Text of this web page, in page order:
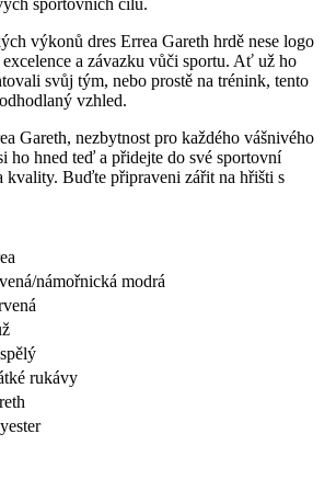
výkonů dres Errea Gareth hrdě nese logo
a závazku vůči sportu. Ať už ho
svůj tým, nebo prostě na trénink, tento
vzhled.
Gareth, nezbytnost pro každého vášnivého
ho hned teď a přidejte do své sportovní
kvality. Buďte připraveni zářit na hřišti s
námořnická modrá
rukávy